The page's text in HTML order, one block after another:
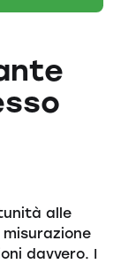
alle
davvero. I